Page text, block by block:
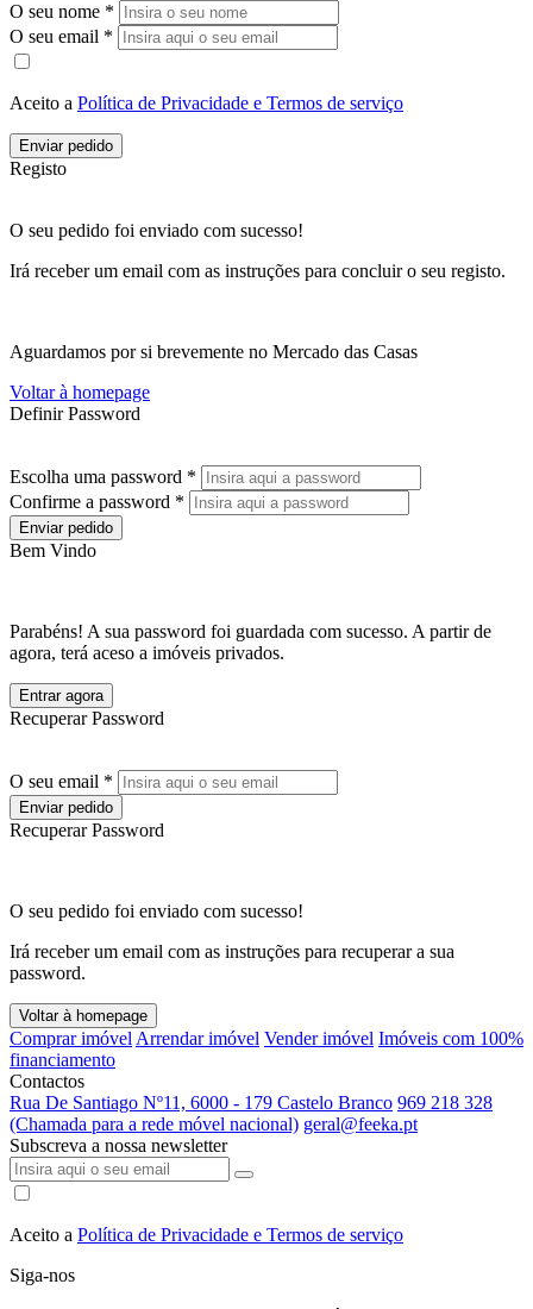
O seu nome *
O seu email *
Aceito a Política de Privacidade e Termos de serviço
Enviar pedido
Registo
O seu pedido foi enviado com sucesso!
Irá receber um email com as instruções para concluir o seu registo.
Aguardamos por si brevemente no Mercado das Casas
Voltar à homepage
Definir Password
Escolha uma password *
Confirme a password *
Enviar pedido
Bem Vindo
Parabéns! A sua password foi guardada com sucesso. A partir de
agora, terá aceso a imóveis privados.
Entrar agora
Recuperar Password
O seu email *
Enviar pedido
Recuperar Password
O seu pedido foi enviado com sucesso!
Irá receber um email com as instruções para recuperar a sua
password.
Voltar à homepage
Comprar imóvel Arrendar imóvel Vender imóvel Imóveis com 100%
financiamento
Contactos
Rua De Santiago Nº11, 6000 - 179 Castelo Branco 969 218 328
(Chamada para a rede móvel nacional) geral@feeka.pt
Subscreva a nossa newsletter
Aceito a Política de Privacidade e Termos de serviço
Siga-nos